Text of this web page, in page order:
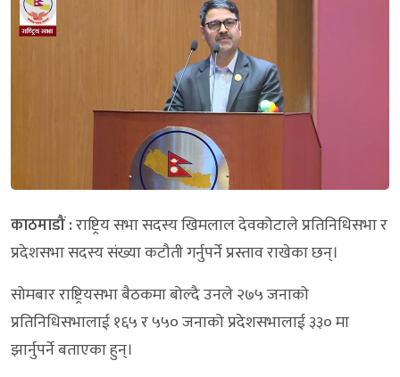
काठमाडौं :राष्ट्रिय सभा सदस्य खिमलाल देवकोटाले प्रतिनिधिसभा र
प्रदेशसभा सदस्य संख्या कटौती गर्नुपर्ने प्रस्ताव राखेका छन्।
सोमबार राष्ट्रियसभा बैठकमा बोल्दै उनले २७५ जनाको
प्रतिनिधिसभालाई १६५ र ५५० जनाको प्रदेशसभालाई ३३० मा
झार्नुपर्ने बताएका हुन्।